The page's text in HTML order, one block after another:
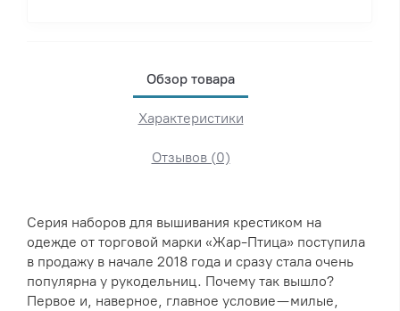
Обзор товара
Характеристики
Отзывов (0)
Серия наборов для вышивания крестиком на
одежде от торговой марки «Жар-Птица» поступила
в продажу в начале 2018 года и сразу стала очень
популярна у рукодельниц. Почему так вышло?
Первое и, наверное, главное условие — милые,